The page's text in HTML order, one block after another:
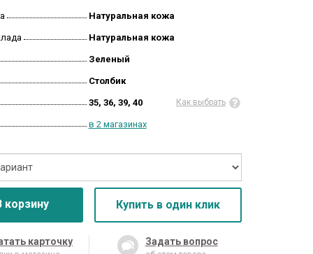
Натуральная кожа
Натуральная кожа
Зеленый
Столбик
35, 36, 39, 40 Как выбрать
в 2 магазинах
корзину Купить в один клик
карточку Задать вопрос